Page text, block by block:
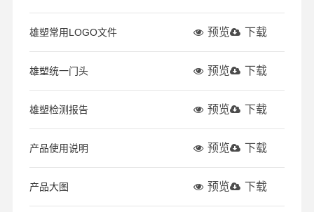
雄塑常用LOGO文件 预览 下载
雄塑统一门头 预览 下载
雄塑检测报告 预览 下载
产品使用说明 预览 下载
产品大图 预览 下载